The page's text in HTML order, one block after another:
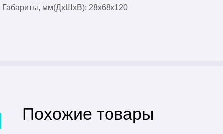
Габариты, мм(ДхШхВ): 28х68х120
Похожие товары